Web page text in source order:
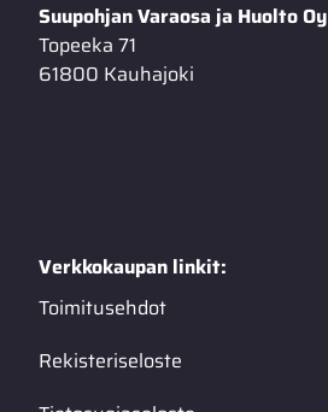
Suupohjan Varaosa ja Huolto Oy
Topeeka 71
61800 Kauhajoki
Verkkokaupan linkit:
Toimitusehdot
Rekisteriseloste